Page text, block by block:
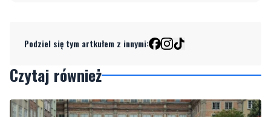
Podziel się tym artkułem z innymi:
Czytaj również